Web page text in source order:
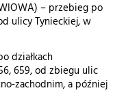
– przebieg po
ulicy Tynieckiej, w
działkach
659, od zbiegu ulic
zachodnim, a później